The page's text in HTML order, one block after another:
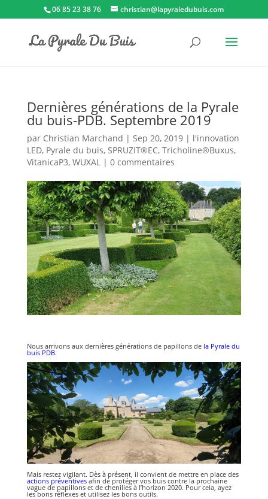
06 85 23 38 76 christian@lapyraledubuis.com
Dernières générations de la Pyrale
du buis-PDB. Septembre 2019
par Christian Marchand | Sep 20, 2019| l'innovation
LED, Pyrale du buis, SPRUZIT®EC, Tricholine®Buxus,
VitanicaP3, WUXAL| 0 commentaires
Nous arrivons aux dernières générations de papillons de la Pyrale du
buisPDB.
Mais restez vigilant. Dès à présent, il convient de mettre en place des
actions préventivesafin de protéger vos buis contre la prochaine
vague de papillons et de chenilles à l’horizon 2020. Pour cela, ayez
les bons réflexes et utilisez les bons outils.